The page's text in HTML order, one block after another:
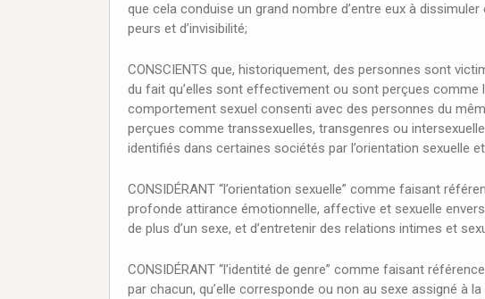
que cela conduise un grand nombre d’entre eux à
peurs et d’invisibilité;
CONSCIENTS que, historiquement, des personnes sont
du fait qu’elles sont effectivement ou sont perçues comme
comportement sexuel consenti avec des personnes du
perçues comme transsexuelles, transgenres ou
identifiés dans certaines sociétés par l’orientation sexuelle et
CONSIDÉRANT “l’orientation sexuelle” comme faisant
profonde attirance émotionnelle, affective et sexuelle
de plus d’un sexe, et d’entretenir des relations intimes et
CONSIDÉRANT “l’identité de genre” comme faisant
par chacun, qu’elle corresponde ou non au sexe assigné à